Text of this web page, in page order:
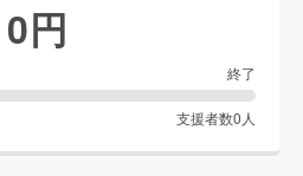
0円
終了
支援者数0 人